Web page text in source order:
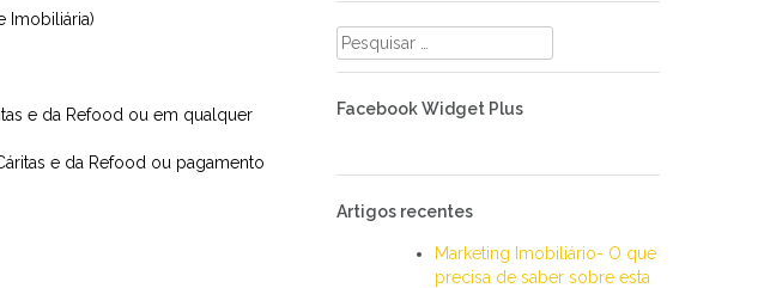
Imobiliária)
e da Refood ou em qualquer
e da Refood ou pagamento
Pesquisar
por:
Facebook Widget Plus
Artigos recentes
Marketing Imobiliário- O que
precisa de saber sobre esta